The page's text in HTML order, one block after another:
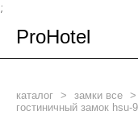
;
ProHotel
каталог > замки все >
гостиничный замок hsu-